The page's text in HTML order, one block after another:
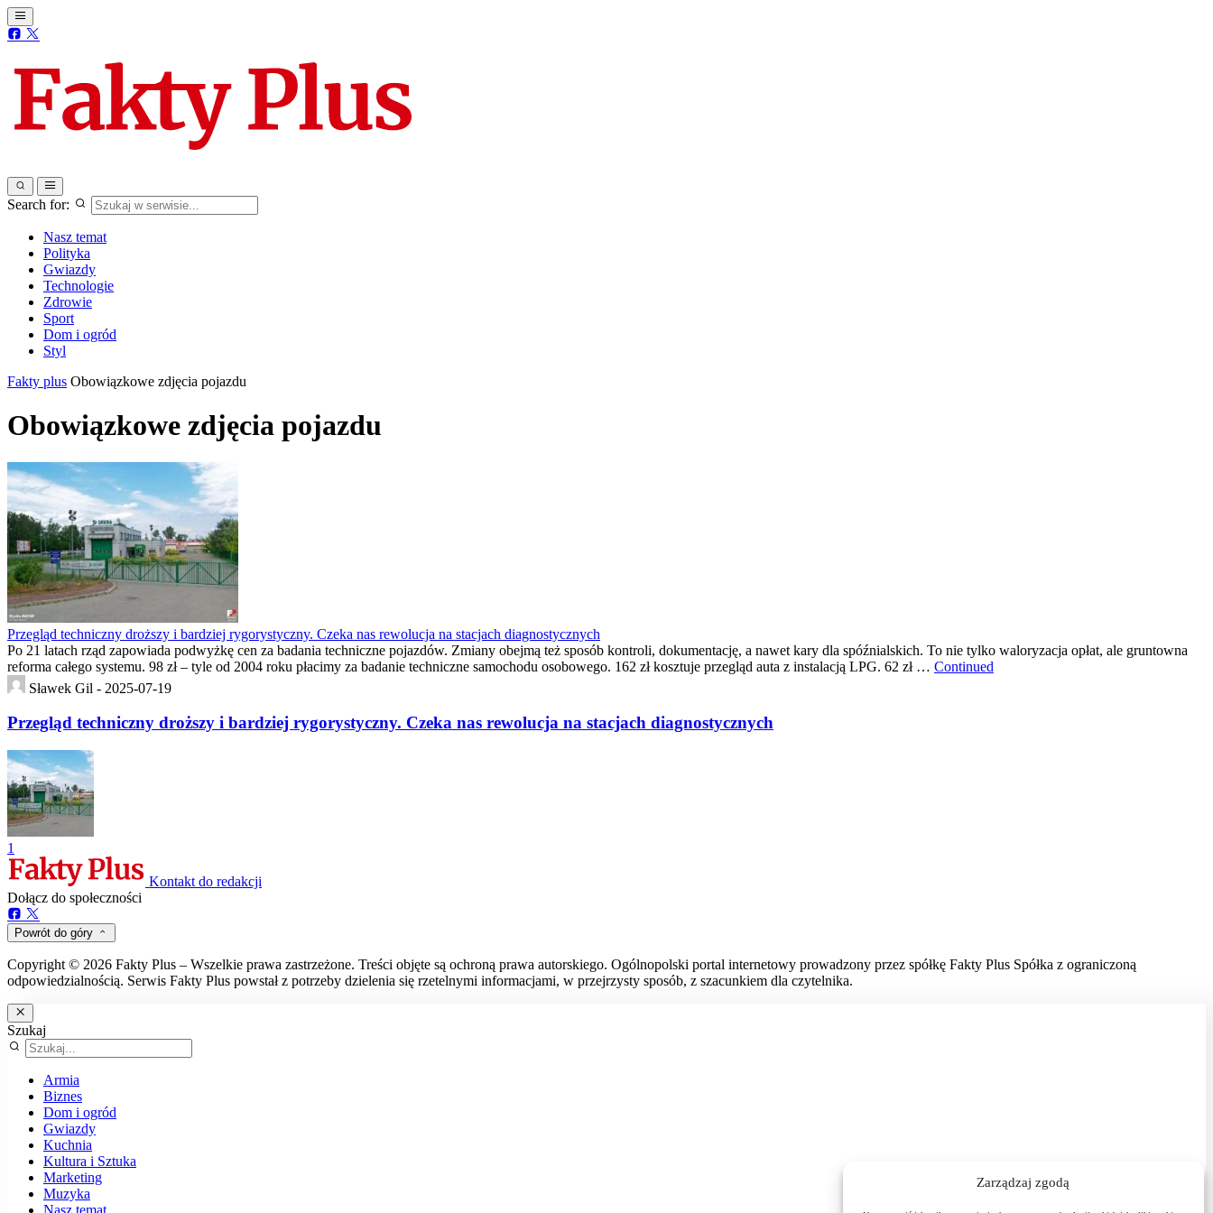
Zarządzaj zgodą
Search for:
Nasz temat
Polityka
Gwiazdy
Technologie
Zdrowie
Sport
Dom i ogród
Styl
Fakty plus Obowiązkowe zdjęcia pojazdu
Obowiązkowe zdjęcia pojazdu
Przegląd techniczny droższy i bardziej rygorystyczny. Czeka nas rewolucja na stacjach diagnostycznych
Po 21 latach rząd zapowiada podwyżkę cen za badania techniczne pojazdów. Zmiany obejmą też sposób kontroli, dokumentację, a nawet kary dla spóźnialskich. To nie tylko waloryzacja opłat, ale gruntowna
reforma całego systemu. 98 zł – tyle od 2004 roku płacimy za badanie techniczne samochodu osobowego. 162 zł kosztuje przegląd auta z instalacją LPG. 62 zł … Continued
Sławek Gil - 2025-07-19
Przegląd techniczny droższy i bardziej rygorystyczny. Czeka nas rewolucja na stacjach diagnostycznych
1
Kontakt do redakcji
Dołącz do społeczności
Powrót do góry
Copyright © 2026 Fakty Plus – Wszelkie prawa zastrzeżone. Treści objęte są ochroną prawa autorskiego. Ogólnopolski portal internetowy prowadzony przez spółkę Fakty Plus Spółka z ograniczoną
odpowiedzialnością. Serwis Fakty Plus powstał z potrzeby dzielenia się rzetelnymi informacjami, w przejrzysty sposób, z szacunkiem dla czytelnika.
Szukaj
Armia
Biznes
Dom i ogród
Gwiazdy
Kuchnia
Kultura i Sztuka
Marketing
Muzyka